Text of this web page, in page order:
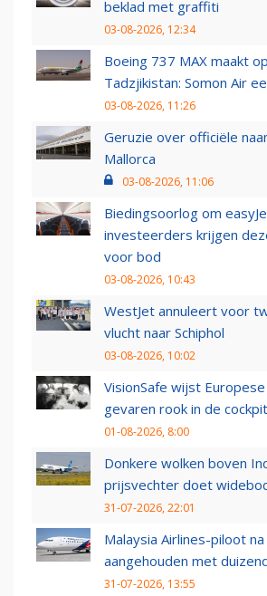
beklad met graffiti
03-08-2026, 12:34
Boeing 737 MAX maakt
Tadzjikistan: Somon Air
03-08-2026, 11:26
Geruzie over officiële
Mallorca
03-08-2026, 11:06
Biedingsoorlog om
investeerders krijgen
voor bod
03-08-2026, 10:43
WestJet annuleert voor
vlucht naar Schiphol
03-08-2026, 10:02
VisionSafe wijst
gevaren rook in de cockpit
01-08-2026, 8:00
Donkere wolken boven
prijsvechter doet
31-07-2026, 22:01
Malaysia Airlines-piloot
aangehouden met
31-07-2026, 13:55